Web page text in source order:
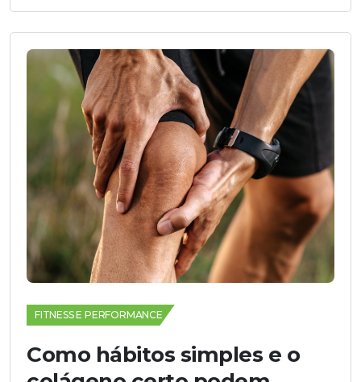
FITNESS E PERFORMANCE
Como hábitos simples e o